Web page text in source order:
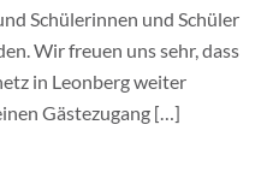
Schülerinnen und Schüler
Wir freuen uns sehr, dass
in Leonberg weiter
Gästezugang […]